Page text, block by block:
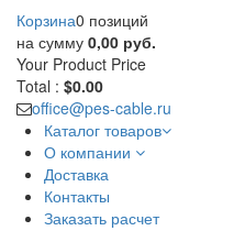
Корзина0 позиций
на сумму 0,00 руб.
Your Product Price
Total : $0.00
office@pes-cable.ru
Каталог товаров
О компании
Доставка
Контакты
Заказать расчет